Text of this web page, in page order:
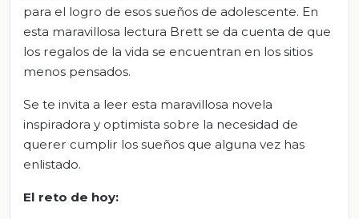
para el logro de esos sueños de adolescente. En
esta maravillosa lectura Brett se da cuenta de que
los regalos de la vida se encuentran en los sitios
menos pensados.
Se te invita a leer esta maravillosa novela
inspiradora y optimista sobre la necesidad de
querer cumplir los sueños que alguna vez has
enlistado.
El reto de hoy: